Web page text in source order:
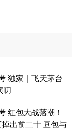
独家｜飞天茅台
叨
红包大战落潮！
出前二十 豆包与